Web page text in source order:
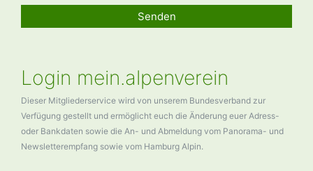
Senden
Login mein.alpenverein
Dieser Mitgliederservice wird von unserem Bundesverband zur
Verfügung gestellt und ermöglicht euch die Änderung euer Adress-
oder Bankdaten sowie die An- und Abmeldung vom Panorama- und
Newsletterempfang sowie vom Hamburg Alpin.